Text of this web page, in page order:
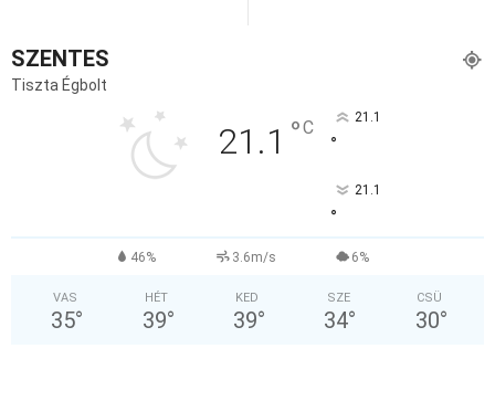
SZENTES
Tiszta Égbolt
21.1 °C 21.1
°
21.1
°
46% 3.6m/s 6%
VAS
35°
HÉT
39°
KED
39°
SZE
34°
CSÜ
30°